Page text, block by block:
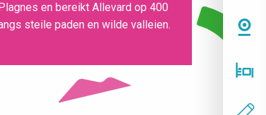
en bereikt Allevard op 400
steile paden en wilde valleien.